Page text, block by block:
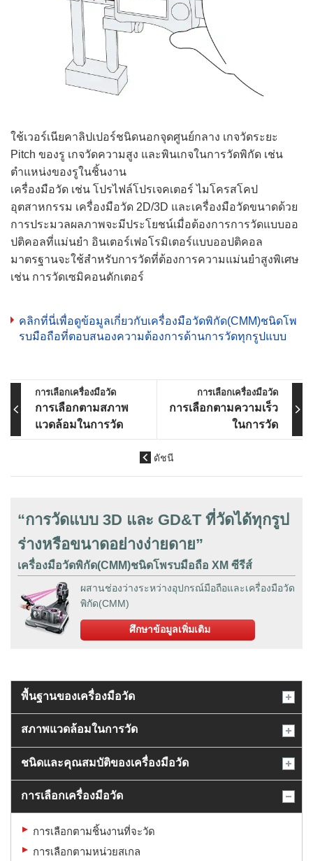
ใช้เวอร์เนียคาลิปเปอร์ชนิดนอกจุดศูนย์กลาง เกจวัดระยะ
Pitch ของรู เกจวัดความสูง และพินเกจในการวัดพิกัด เช่น
ตำแหน่งของรูในชิ้นงาน
เครื่องมือวัด เช่น โปรไฟล์โปรเจคเตอร์ ไมโครสโคป
อุตสาหกรรม เครื่องมือวัด 2D/3D และเครื่องมือวัดขนาดด้วย
การประมวลผลภาพจะมีประโยชน์เมื่อต้องการการวัดแบบออ
ปติคอลที่แม่นยำ อินเตอร์เฟอโรมิเตอร์แบบออปติคอล
มาตรฐานจะใช้สำหรับการวัดที่ต้องการความแม่นยำสูงพิเศษ
เช่น การวัดเซมิคอนดักเตอร์
คลิกที่นี่เพื่อดูข้อมูลเกี่ยวกับเครื่องมือวัดพิกัด(CMM)ชนิดโพ
รบมือถือที่ตอบสนองความต้องการด้านการวัดทุกรูปแบบ
การเลือกเครื่องมือวัด
การเลือกตามสภาพ
แวดล้อมในการวัด
การเลือกเครื่องมือวัด
การเลือกตามความเร็ว
ในการวัด
ดัชนี
“การวัดแบบ 3D และ GD&T ที่วัดได้ทุกรูป
ร่างหรือขนาดอย่างง่ายดาย”
เครื่องมือวัดพิกัด(CMM)ชนิดโพรบมือถือ XM ซีรีส์
ผสานช่องว่างระหว่างอุปกรณ์มือถือและเครื่องมือวัด
พิกัด(CMM)
ศึกษาข้อมูลเพิ่มเติม
พื้นฐานของเครื่องมือวัด
สภาพแวดล้อมในการวัด
ชนิดและคุณสมบัติของเครื่องมือวัด
การเลือกเครื่องมือวัด
การเลือกตามชิ้นงานที่จะวัด
การเลือกตามหน่วยสเกล